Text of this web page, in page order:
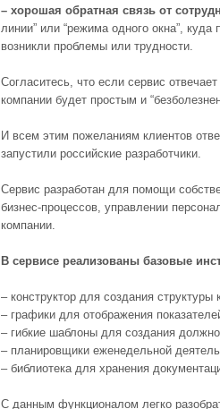
– хорошая обратная связь от
линии” или “режима одного окна”,
возникли проблемы или трудности.
Согласитесь, что если сервис
компании будет простым и
И всем этим пожеланиям клиентов
запустили российские разработчики.
Сервис разработан для помощи
бизнес-процессов, управлении
компании.
В сервисе реализованы базовые
– конструктор для создания структуры
– графики для отображения
– гибкие шаблоны для создания
– планировщики еженедельной
– библиотека для хранения
С данным функционалом легко